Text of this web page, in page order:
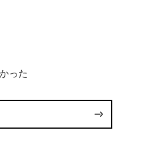
った